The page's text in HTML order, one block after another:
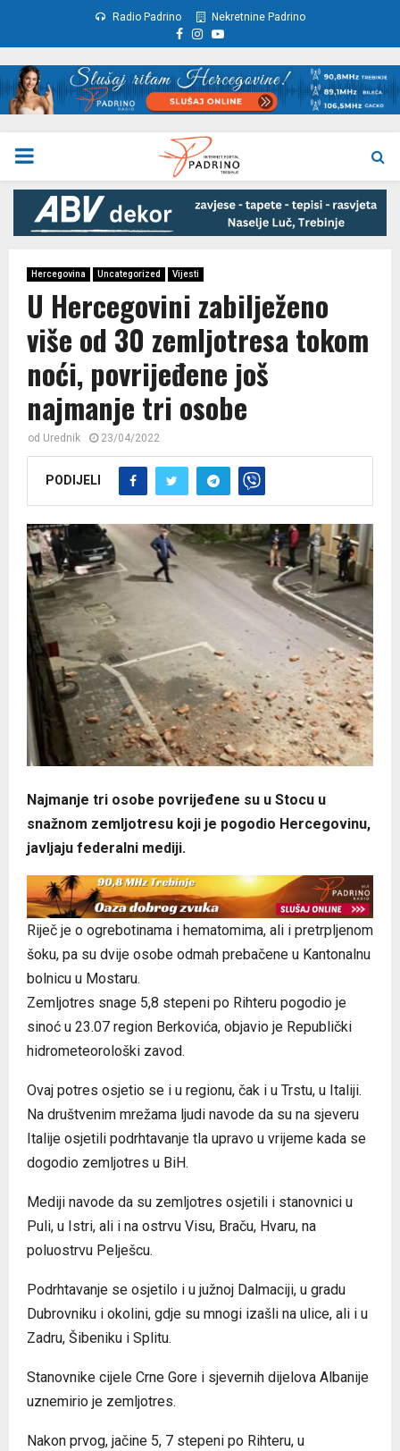
Radio Padrino Nekretnine Padrino
Facebook
Instagram
Youtube
PRIMARY
MENU
Hercegovina Uncategorized Vijesti
U Hercegovini zabilježeno
više od 30 zemljotresa tokom
noći, povrijeđene još
najmanje tri osobe
od Urednik 23/04/2022
PODIJELI
Najmanje tri osobe povrijeđene su u Stocu u
snažnom zemljotresu koji je pogodio Hercegovinu,
javljaju federalni mediji.
Riječ je o ogrebotinama i hematomima, ali i pretrpljenom
šoku, pa su dvije osobe odmah prebačene u Kantonalnu
bolnicu u Mostaru.
Zemljotres snage 5,8 stepeni po Rihteru pogodio je
sinoć u 23.07 region Berkovića, objavio je Republički
hidrometeorološki zavod.
Ovaj potres osjetio se i u regionu, čak i u Trstu, u Italiji.
Na društvenim mrežama ljudi navode da su na sjeveru
Italije osjetili podrhtavanje tla upravo u vrijeme kada se
dogodio zemljotres u BiH.
Mediji navode da su zemljotres osjetili i stanovnici u
Puli, u Istri, ali i na ostrvu Visu, Braču, Hvaru, na
poluostrvu Pelješcu.
Podrhtavanje se osjetilo i u južnoj Dalmaciji, u gradu
Dubrovniku i okolini, gdje su mnogi izašli na ulice, ali i u
Zadru, Šibeniku i Splitu.
Stanovnike cijele Crne Gore i sjevernih dijelova Albanije
uznemirio je zemljotres.
Nakon prvog, jačine 5, 7 stepeni po Rihteru, u